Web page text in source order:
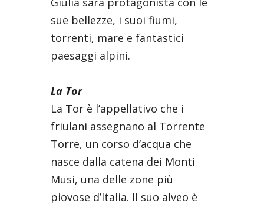
sue bellezze, i suoi fiumi,
torrenti, mare e fantastici
paesaggi alpini.
La Tor
La Tor è l’appellativo che i
friulani assegnano al Torrente
Torre, un corso d’acqua che
nasce dalla catena dei Monti
Musi, una delle zone più
piovose d’Italia. Il suo alveo è